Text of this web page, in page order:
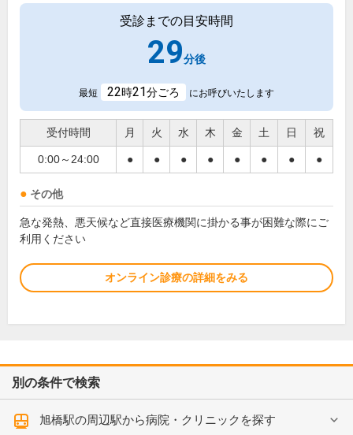
受診までの目安時間
29分後
最短 22時21分ごろ にお呼びいたします
受付時間 月 火 水 木 金 土 日 祝
0:00～24:00 ● ● ● ● ● ● ● ●
その他
急な発熱、悪天候など直接医療機関に掛かる事が困難な際にご
利用ください
オンライン診療の詳細をみる
別の条件で検索
旭橋駅の周辺駅から病院・クリニックを探す